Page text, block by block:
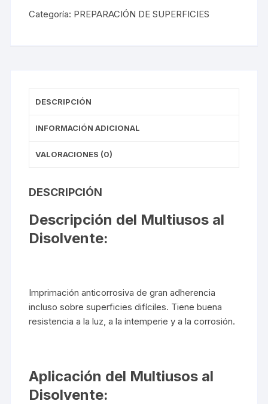
Categoría: PREPARACIÓN DE SUPERFICIES
DESCRIPCIÓN
INFORMACIÓN ADICIONAL
VALORACIONES (0)
DESCRIPCIÓN
Descripción del Multiusos al
Disolvente:
Imprimación anticorrosiva de gran adherencia
incluso sobre superficies difíciles. Tiene buena
resistencia a la luz, a la intemperie y a la corrosión.
Aplicación del Multiusos al
Disolvente: